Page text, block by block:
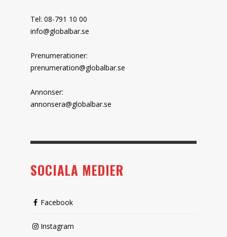
Tel: 08-791 10 00
info@globalbar.se
Prenumerationer:
prenumeration@globalbar.se
Annonser:
annonsera@globalbar.se
SOCIALA MEDIER
Facebook
Instagram